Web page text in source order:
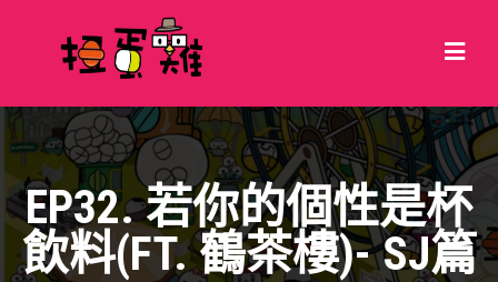
EP32. 若你的個性是杯
飲料(FT. 鶴茶樓)- SJ篇